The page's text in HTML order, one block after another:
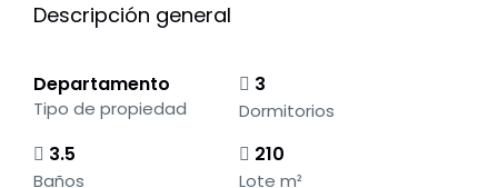
Descripción general
Departamento
Tipo de propiedad
3
Dormitorios
3.5
Baños
210
Lote m²